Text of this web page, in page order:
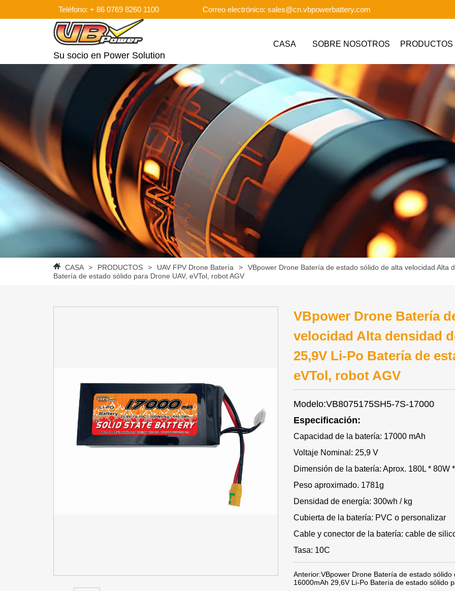
Teléfono: + 86 0769 8260 1100 Correo electrónico: sales@cn.vbpowerbattery.com
Su socio en Power Solution
CASA SOBRE NOSOTROS PRODUCTOS
CASA > PRODUCTOS > UAV FPV Drone Batería >
VBpower Drone Batería de estado sólido de alta velocidad Alta
Batería de estado sólido para Drone UAV, eVTol, robot AGV
VBpower Drone Batería
velocidad Alta densidad
25,9V Li-Po Batería de
eVTol, robot AGV
Modelo:VB8075175SH5-7S-17000
Especificación:
Capacidad de la batería: 17000 mAh
Voltaje Nominal: 25,9 V
Dimensión de la batería: Aprox. 180L * 80W
Peso aproximado. 1781g
Densidad de energía: 300wh / kg
Cubierta de la batería: PVC o personalizar
Cable y conector de la batería: cable de
Tasa: 10C
Anterior:VBpower Drone Batería de estado
16000mAh 29,6V Li-Po Batería de estado sólido